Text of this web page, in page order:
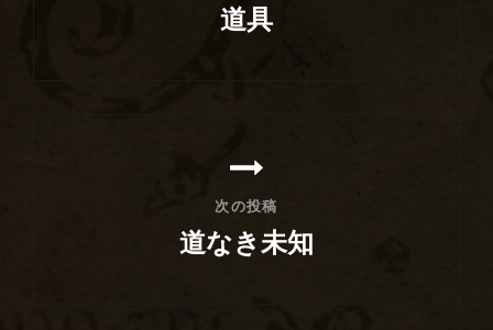
ー
道具
次の投稿
道なき未知